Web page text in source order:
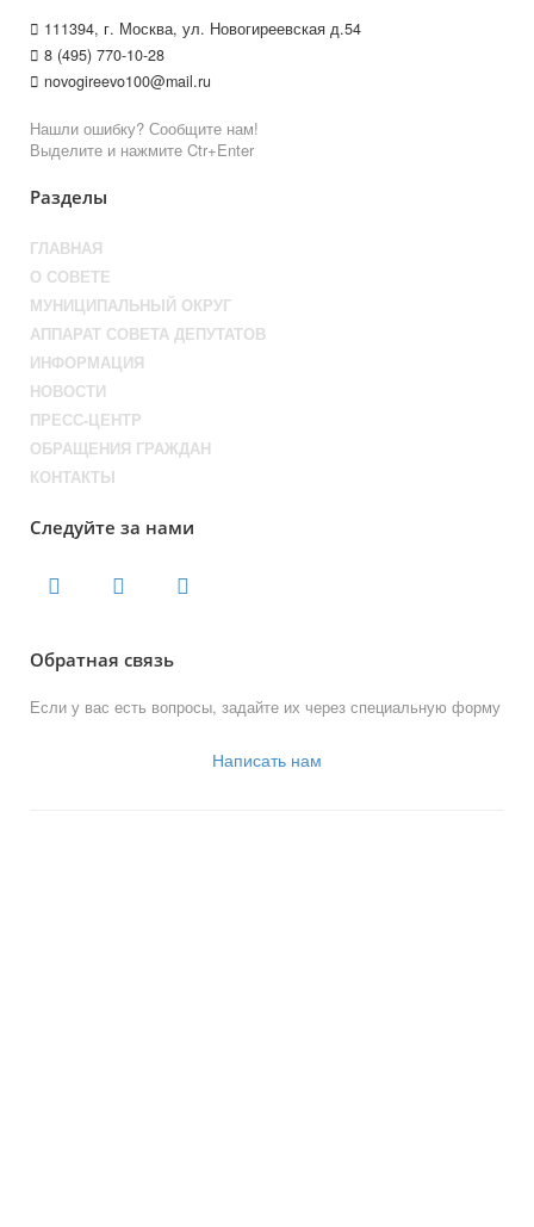
111394, г. Москва, ул. Новогиреевская д.54
8 (495) 770-10-28
novogireevo100@mail.ru
Нашли ошибку? Сообщите нам!
Выделите и нажмите Ctr+Enter
Разделы
ГЛАВНАЯ
О СОВЕТЕ
МУНИЦИПАЛЬНЫЙ ОКРУГ
АППАРАТ СОВЕТА ДЕПУТАТОВ
ИНФОРМАЦИЯ
НОВОСТИ
ПРЕСС-ЦЕНТР
ОБРАЩЕНИЯ ГРАЖДАН
КОНТАКТЫ
Следуйте за нами
Обратная связь
Если у вас есть вопросы, задайте их через специальную форму
Написать нам